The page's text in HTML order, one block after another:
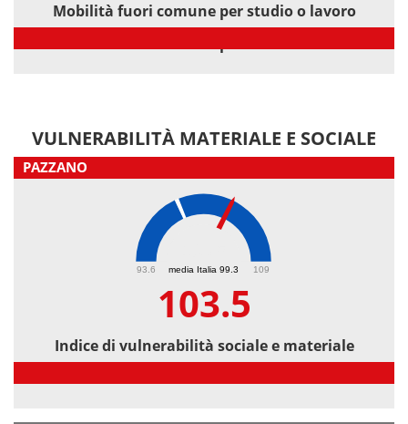
Mobilità fuori comune per studio o lavoro
VULNERABILITÀ MATERIALE E SOCIALE
PAZZANO
media Italia 99.3
93.6 109
103.5
Indice di vulnerabilità sociale e materiale